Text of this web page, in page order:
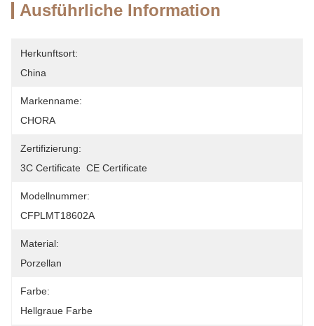
Ausführliche Information
Herkunftsort:
China
Markenname:
CHORA
Zertifizierung:
3C Certificate  CE Certificate
Modellnummer:
CFPLMT18602A
Material:
Porzellan
Farbe:
Hellgraue Farbe